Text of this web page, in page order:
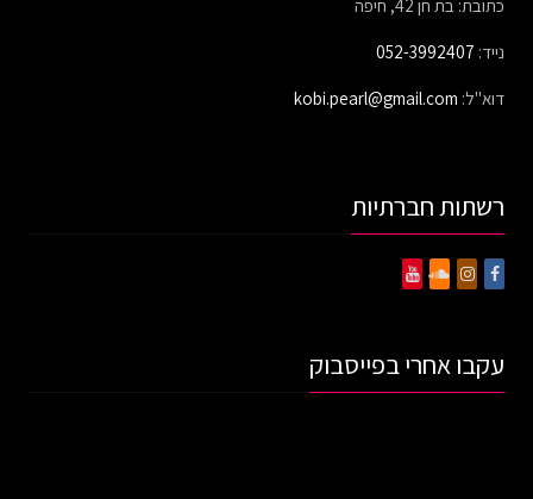
כתובת: בת חן 42, חיפה
נייד: 052-3992407
דוא"ל: kobi.pearl@gmail.com
רשתות חברתיות
עקבו אחרי בפייסבוק